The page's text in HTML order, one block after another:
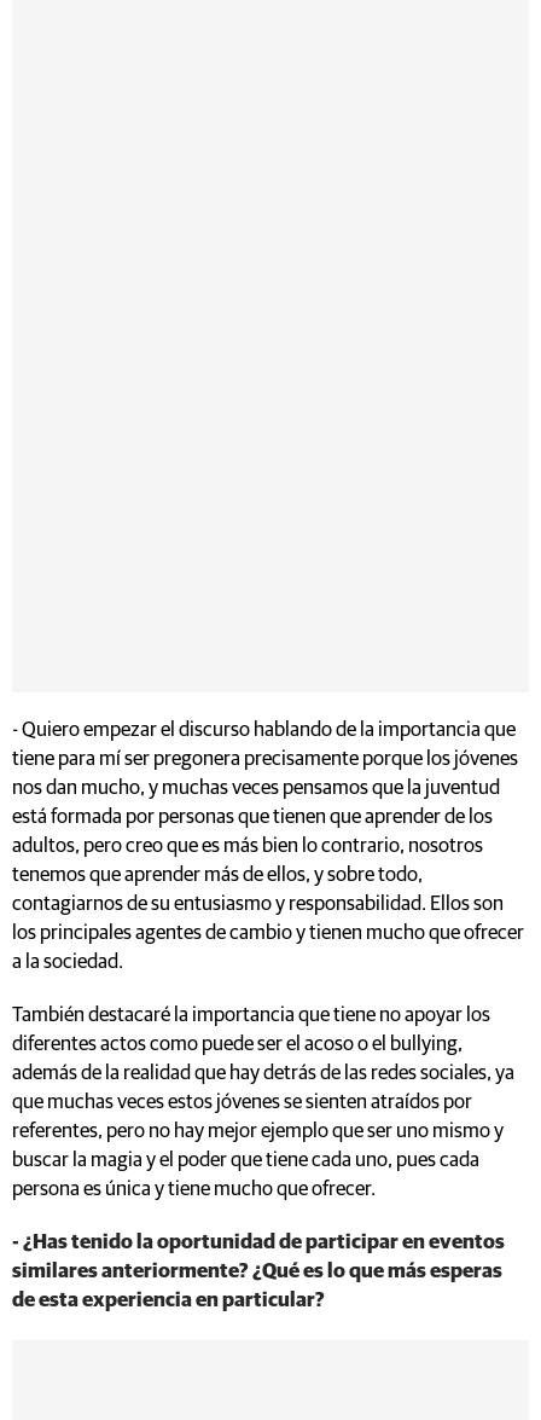
- Quiero empezar el discurso hablando de la importancia que
tiene para mí ser pregonera precisamente porque los jóvenes
nos dan mucho, y muchas veces pensamos que la juventud
está formada por personas que tienen que aprender de los
adultos, pero creo que es más bien lo contrario, nosotros
tenemos que aprender más de ellos, y sobre todo,
contagiarnos de su entusiasmo y responsabilidad. Ellos son
los principales agentes de cambio y tienen mucho que ofrecer
a la sociedad.
También destacaré la importancia que tiene no apoyar los
diferentes actos como puede ser el acoso o el bullying,
además de la realidad que hay detrás de las redes sociales, ya
que muchas veces estos jóvenes se sienten atraídos por
referentes, pero no hay mejor ejemplo que ser uno mismo y
buscar la magia y el poder que tiene cada uno, pues cada
persona es única y tiene mucho que ofrecer.
- ¿Has tenido la oportunidad de participar en eventos
similares anteriormente? ¿Qué es lo que más esperas
de esta experiencia en particular?